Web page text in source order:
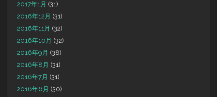
2017年1月 (31)
2016年12月 (31)
2016年11月 (32)
2016年10月 (32)
2016年9月 (38)
2016年8月 (31)
2016年7月 (31)
2016年6月 (30)